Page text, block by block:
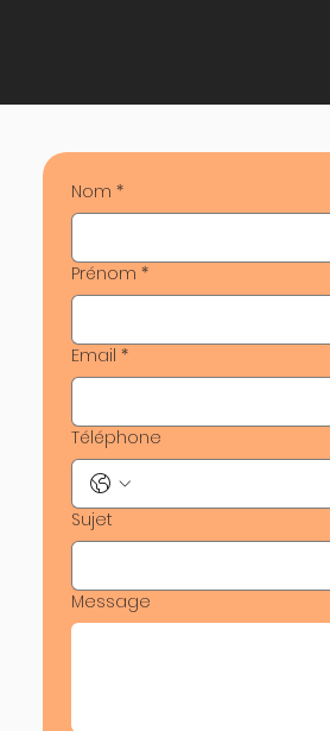
Nom *
Prénom *
Email *
Téléphone
Sujet
Message